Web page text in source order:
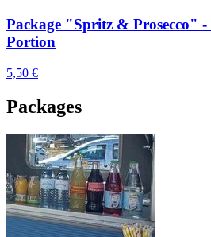
Package "Spritz & Prosecco"
Portion
5,50 €
Packages